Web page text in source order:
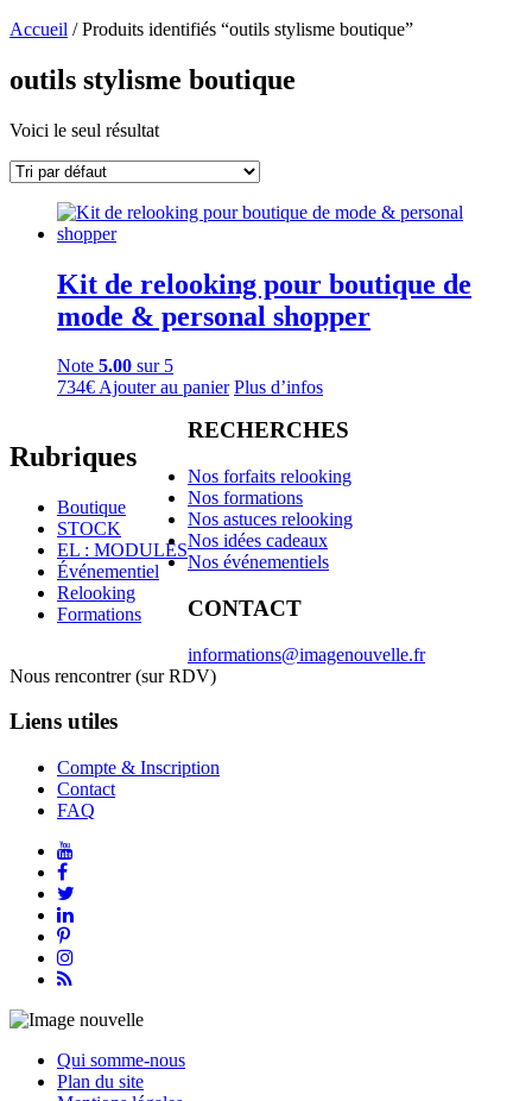
Accueil / Produits identifiés “outils stylisme boutique”
outils stylisme boutique
Voici le seul résultat
Kit de relooking pour boutique de
mode & personal shopper
Note 5.00 sur 5
734€Ajouter au panier Plus d’infos
Rubriques
Boutique
STOCK
EL : MODULES
Événementiel
Relooking
Formations
RECHERCHES
Nos forfaits relooking
Nos formations
Nos astuces relooking
Nos idées cadeaux
Nos événementiels
CONTACT
informations@imagenouvelle.fr
Nous rencontrer (sur RDV)
Liens utiles
Compte & Inscription
Contact
FAQ
Qui somme-nous
Plan du site